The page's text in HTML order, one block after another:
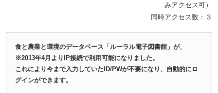
みアクセス可）
同時アクセス数：３
食と農業と環境のデータベース「ルーラル電子図書館」が、
※2013年4月よりIP接続で利用可能になりました。
これにより今まで入力していたID/PWが不要になり、自動的にロ
グインができます。